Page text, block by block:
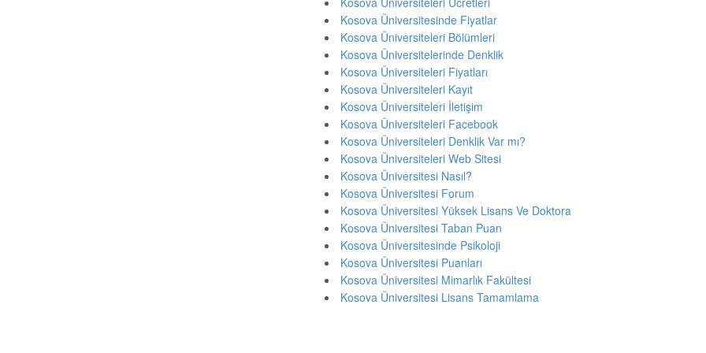
Kosova Üniversitesinde Fiyatlar
Kosova Üniversiteleri Bölümleri
Kosova Üniversitelerinde Denklik
Kosova Üniversiteleri Fiyatları
Kosova Üniversiteleri Kayıt
Kosova Üniversiteleri İletişim
Kosova Üniversiteleri Facebook
Kosova Üniversiteleri Denklik Var mı?
Kosova Üniversiteleri Web Sitesi
Kosova Üniversitesi Nasıl?
Kosova Üniversitesi Forum
Kosova Üniversitesi Yüksek Lisans Ve Doktora
Kosova Üniversitesi Taban Puan
Kosova Üniversitesinde Psikoloji
Kosova Üniversitesi Puanları
Kosova Üniversitesi Mimarlık Fakültesi
Kosova Üniversitesi Lisans Tamamlama